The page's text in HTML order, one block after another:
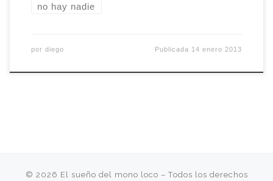
no hay nadie
por diego Publicada 14 enero 2013
© 2026 El sueño del mono loco – Todos los derechos